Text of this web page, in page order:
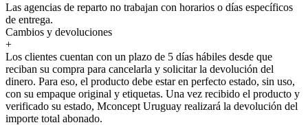
Las agencias de reparto no trabajan con horarios o días específicos
de entrega.
Cambios y devoluciones
+
Los clientes cuentan con un plazo de 5 días hábiles desde que
reciban su compra para cancelarla y solicitar la devolución del
dinero. Para eso, el producto debe estar en perfecto estado, sin uso,
con su empaque original y etiquetas. Una vez recibido el producto y
verificado su estado, Mconcept Uruguay realizará la devolución del
importe total abonado.